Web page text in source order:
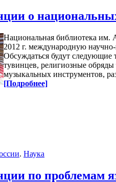
о
Национальная библиотека
2012 г. международную
Обсуждаться будут
тувинцев, религиозные
музыкальных инструментов,
[Подробнее]
. Наука
по проблемам